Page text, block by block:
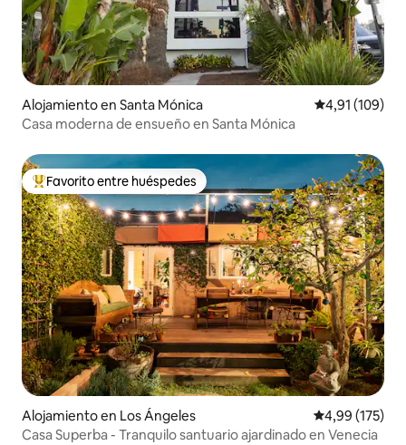
Alojamiento en Santa Mónica Calificación
4,91 (109)
Casa moderna de ensueño en Santa Mónica
Favorito entre los huéspedes más destacados
Favorito entre huéspedes
Alojamiento en Los Ángeles Calificación
4,99 (175)
Casa Superba - Tranquilo santuario ajardinado en Venecia